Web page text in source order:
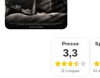
Presse
3,3
11 critiques 41